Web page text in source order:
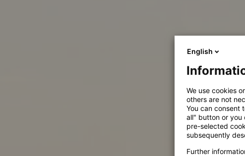
English
We use cookies
others are not
You can consent
all" button or you
pre-selected
subsequently
Further